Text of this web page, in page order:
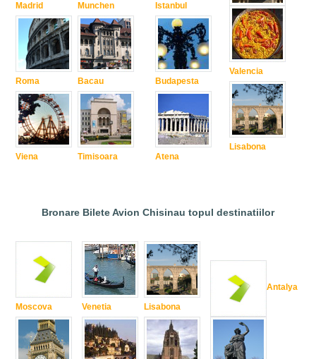
Madrid
Roma
Viena
Munchen
Bacau
Timisoara
Istanbul
Budapesta
Atena
Valencia
Lisabona
Bronare Bilete Avion Chisinau topul destinatiilor
Moscova Venetia Lisabona
Antalya